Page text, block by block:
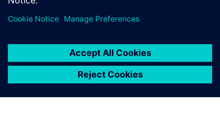
hatékony képességkészletet
termékfejlesztésünkhöz.
Tresa Motors